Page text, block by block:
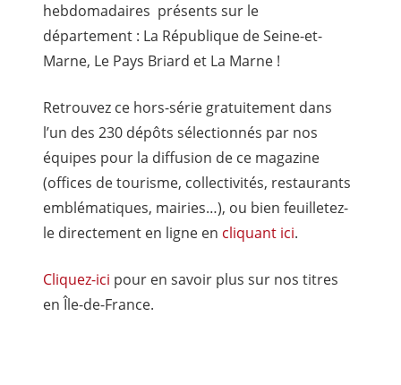
hebdomadaires présents sur le
département : La République de Seine-et-
Marne, Le Pays Briard et La Marne !
Retrouvez ce hors-série gratuitement dans
l’un des 230 dépôts sélectionnés par nos
équipes pour la diffusion de ce magazine
(offices de tourisme, collectivités, restaurants
emblématiques, mairies…), ou bien feuilletez-
le directement en ligne en cliquant ici.
Cliquez-ici pour en savoir plus sur nos titres
en Île-de-France.